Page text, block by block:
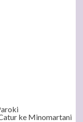
ke Minomartani